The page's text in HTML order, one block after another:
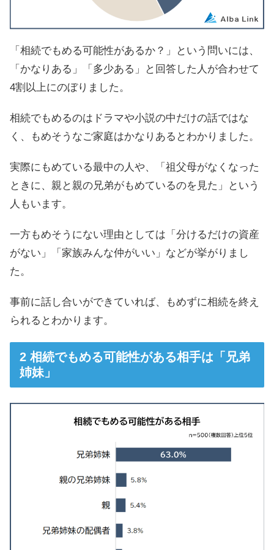
「相続でもめる可能性があるか？」という問いには、
「かなりある」「多少ある」と回答した人が合わせて
4割以上にのぼりました。
相続でもめるのはドラマや小説の中だけの話ではな
く、もめそうなご家庭はかなりあるとわかりました。
実際にもめている最中の人や、「祖父母がなくなった
ときに、親と親の兄弟がもめているのを見た」という
人もいます。
一方もめそうにない理由としては「分けるだけの資産
がない」「家族みんな仲がいい」などが挙がりまし
た。
事前に話し合いができていれば、もめずに相続を終え
られるとわかります。
相続でもめる可能性がある相手は「兄弟
姉妹」